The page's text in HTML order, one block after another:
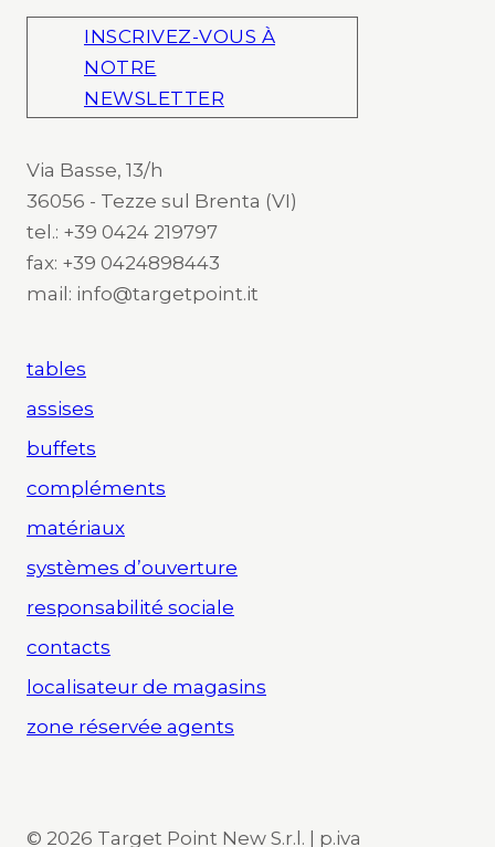
INSCRIVEZ-VOUS À
NOTRE
NEWSLETTER
Via Basse, 13/h
36056 - Tezze sul Brenta (VI)
tel.: +39 0424 219797
fax: +39 0424898443
mail: info@targetpoint.it
tables
assises
buffets
compléments
matériaux
systèmes d’ouverture
responsabilité sociale
contacts
localisateur de magasins
zone réservée agents
© 2026 Target Point New S.r.l. | p.iva